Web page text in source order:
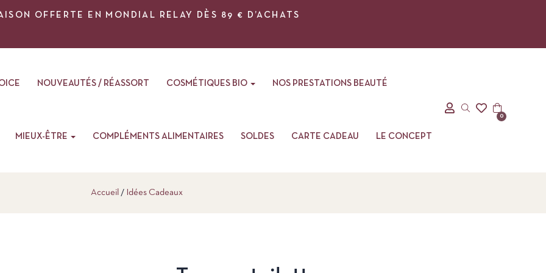
OFFERTE EN MONDIAL RELAY DÈS 89 € D’ACHATS
NOUVEAUTÉS / RÉASSORT COSMÉTIQUES BIO NOS PRESTATIONS BEAUTÉ
MIEUX-ÊTRE COMPLÉMENTS ALIMENTAIRES SOLDES CARTE CADEAU LE CONCEPT
0
Accueil Idées Cadeaux